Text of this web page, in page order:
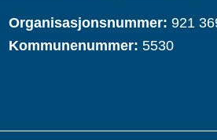
Organisasjonsnummer: 921
Kommunenummer: 5530